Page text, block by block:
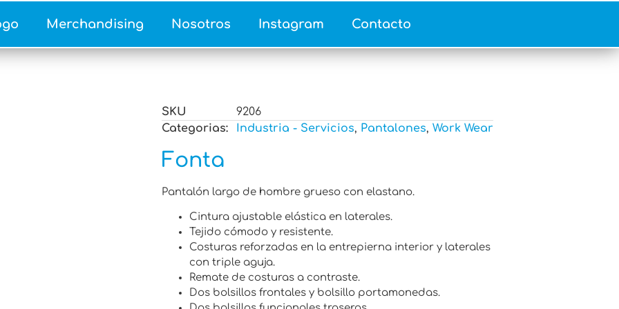
Merchandising Nosotros Instagram Contacto
SKU
9206
Categorias:
Industria - Servicios, Pantalones, Work Wear
Fonta
Pantalón largo de hombre grueso con elastano.
Cintura ajustable elástica en laterales.
Tejido cómodo y resistente.
Costuras reforzadas en la entrepierna interior y laterales
con triple aguja.
Remate de costuras a contraste.
Dos bolsillos frontales y bolsillo portamonedas.